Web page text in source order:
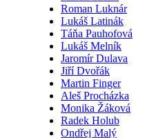
Roman Luknár
Lukáš Latinák
Táňa Pauhofová
Lukáš Melník
Jaromír Dulava
Jiří Dvořák
Martin Finger
Aleš Procházka
Monika Žáková
Radek Holub
Ondřej Malý